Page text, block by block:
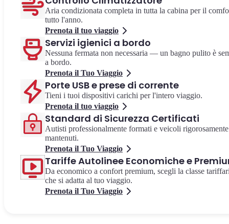
Aria condizionata completa in tutta la cabina per il
tutto l'anno.
Prenota il tuo viaggio
Servizi igienici a bordo
Nessuna fermata non necessaria — un bagno pulito è
a bordo.
Prenota il Tuo Viaggio
Porte USB e prese di corrente
Tieni i tuoi dispositivi carichi per l'intero viaggio.
Prenota il tuo viaggio
Standard di Sicurezza Certificati
Autisti professionalmente formati e veicoli rigorosamente
mantenuti.
Prenota il Tuo Viaggio
Tariffe Autolinee Economiche e
Da economico a confort premium, scegli la classe
che si adatta al tuo viaggio.
Prenota il Tuo Viaggio